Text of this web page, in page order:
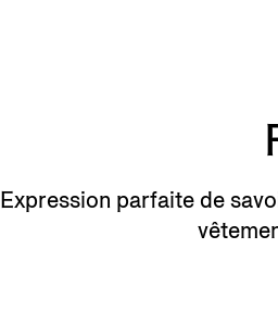
Expression parfaite de